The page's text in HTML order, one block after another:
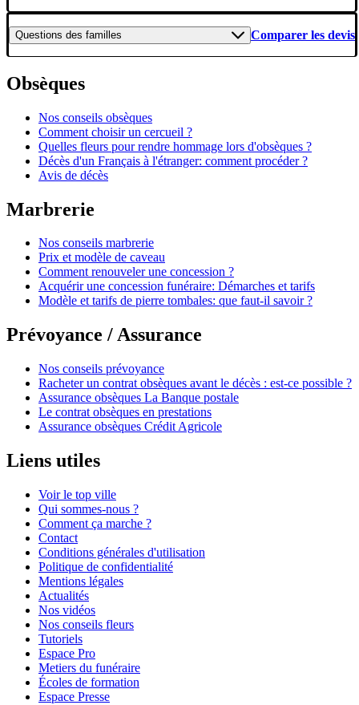
Questions des familles Comparer les devis
Obsèques
Nos conseils obsèques
Comment choisir un cercueil ?
Quelles fleurs pour rendre hommage lors d'obsèques ?
Décès d'un Français à l'étranger: comment procéder ?
Avis de décès
Marbrerie
Nos conseils marbrerie
Prix et modèle de caveau
Comment renouveler une concession ?
Acquérir une concession funéraire: Démarches et tarifs
Modèle et tarifs de pierre tombales: que faut-il savoir ?
Prévoyance / Assurance
Nos conseils prévoyance
Racheter un contrat obsèques avant le décès : est-ce possible ?
Assurance obsèques La Banque postale
Le contrat obsèques en prestations
Assurance obsèques Crédit Agricole
Liens utiles
Voir le top ville
Qui sommes-nous ?
Comment ça marche ?
Contact
Conditions générales d'utilisation
Politique de confidentialité
Mentions légales
Actualités
Nos vidéos
Nos conseils fleurs
Tutoriels
Espace Pro
Metiers du funéraire
Écoles de formation
Espace Presse